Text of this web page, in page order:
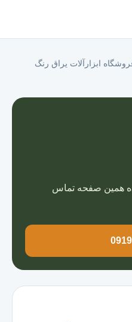
ابزارآلات یراق رنگ
همین صفحه تماس